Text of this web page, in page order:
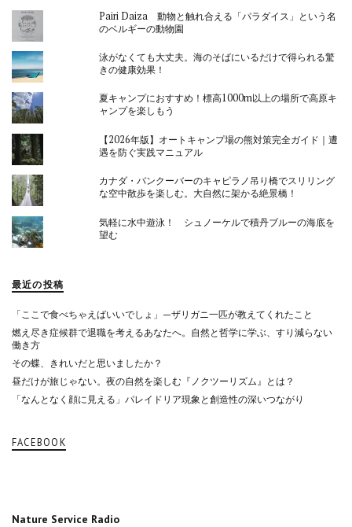
Pairi Daiza 動物と触れ合える「パラダイス」という名
のベルギーの動物園
泳がなくても大丈夫。海のそばにいるだけで得られる驚
きの健康効果！
夏キャンプにおすすめ！標高1000m以上の場所で高原キ
ャンプを楽しもう
【2026年版】オートキャンプ場の熊対策完全ガイド｜遭
遇を防ぐ実践マニュアル
カナダ・バンクーバーのキャピラノ吊り橋でスリリング
な空中散歩を楽しむ。大自然に架かる絶景橋！
気軽に水中遊泳！ シュノーケルで積丹ブルーの海底を
望む
最近の投稿
「ここで食べちゃえばいいでしょ」—ザリガニ一匹が教えてくれたこと
燃え尽き症候群で退職を考えるあなたへ。自然と哲学に学ぶ、すり減らない
働き方
その蝶、きれいだと思いましたか？
昼だけが旅じゃない。夜の自然を楽しむ『ノクツーリズム』とは？
「なんとなく顔に見える」パレイドリア現象と創造性の深いつながり
FACEBOOK
Nature Service Radio